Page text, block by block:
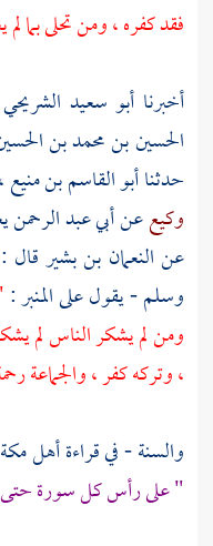
فقد كفره ، ومن تحلى بما
أخبرنا أبو سعيد
الحسين بن محمد بن
حدثناأبو القاسم بن منيع
وكيععنأبي عبد الرحمن
عنالنعمان بن بشيرقال
وسلم - يقول على المنبر :
ومن لم يشكر الناس لم
، وتركه كفر ، والجماعة
والسنة - في قراءةأهل
" على رأس كل سورة حتى